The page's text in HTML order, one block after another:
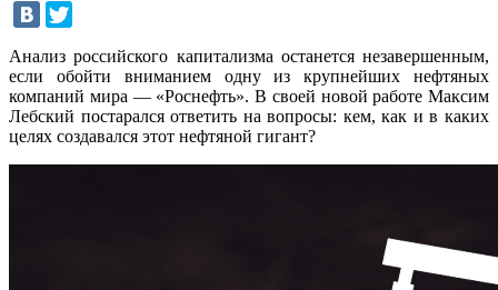
Анализ российского капитализма останется незавершенным,
если обойти вниманием одну из крупнейших нефтяных
компаний мира — «Роснефть». В своей новой работе Максим
Лебский постарался ответить на вопросы: кем, как и в каких
целях создавался этот нефтяной гигант?